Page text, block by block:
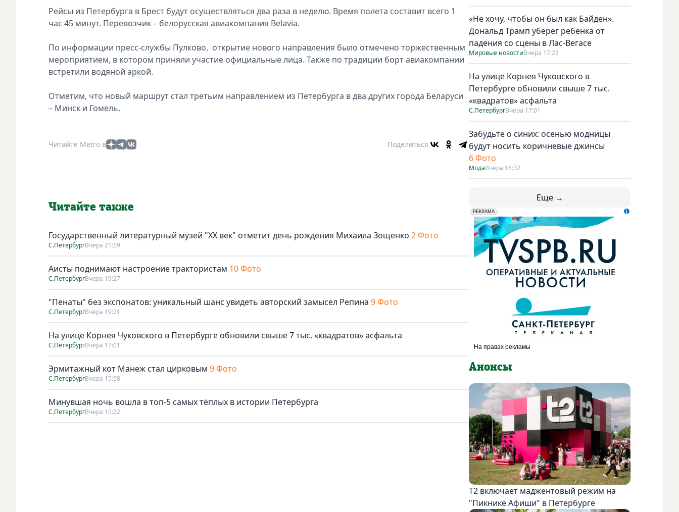
Рейсы из Петербурга в Брест будут осуществляться два раза в неделю. Время полета составит всего 1
час 45 минут. Перевозчик – белорусская авиакомпания Belavia.
По информации пресс-службы Пулково, открытие нового направления было отмечено торжественным
мероприятием, в котором приняли участие официальные лица. Также по традиции борт авиакомпании
встретили водяной аркой.
Отметим, что новый маршрут стал третьим направлением из Петербурга в два других города Беларуси
– Минск и Гомель.
Читайте Metro в Поделиться
Читайте также
Государственный литературный музей "ХХ век" отметит день рождения Михаила Зощенко 2 Фото
С.ПетербургВчера 21:59
Аисты поднимают настроение трактористам 10 Фото
С.ПетербургВчера 19:27
"Пенаты" без экспонатов: уникальный шанс увидеть авторский замысел Репина 9 Фото
С.ПетербургВчера 19:21
На улице Корнея Чуковского в Петербурге обновили свыше 7 тыс. «квадратов» асфальта
С.ПетербургВчера 17:01
Эрмитажный кот Манеж стал цирковым 9 Фото
С.ПетербургВчера 15:58
Минувшая ночь вошла в топ-5 самых тёплых в истории Петербурга
С.ПетербургВчера 15:22
«Не хочу, чтобы он был как Байден».
Дональд Трамп уберег ребенка от
падения со сцены в Лас-Вегасе
Мировые новостиВчера 17:23
На улице Корнея Чуковского в
Петербурге обновили свыше 7 тыс.
«квадратов» асфальта
С.ПетербургВчера 17:01
Забудьте о синих: осенью модницы
будут носить коричневые джинсы
6 Фото
МодаВчера 16:32
Еще →
erid: LdtCK5udn
РЕКЛАМА
АО "ГАТР", ИНН: 7841320717
Анонсы
Т2 включает маджентовый режим на
"Пикнике Афиши" в Петербурге